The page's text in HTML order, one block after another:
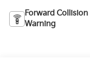
Forward Collision
Warning